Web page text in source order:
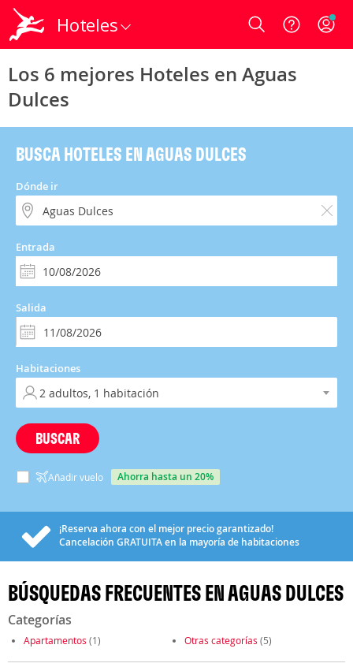
Hoteles Login
Los 6 mejores Hoteles en Aguas
Dulces
BUSCA HOTELES EN AGUAS DULCES
Dónde ir
Entrada
Salida
Habitaciones
BUSCAR
Añadir vuelo ahorra hasta un 20%
¡Reserva ahora con el mejor precio garantizado!
Cancelación GRATUITAen la mayoría de habitaciones
BÚSQUEDAS FRECUENTES EN AGUAS DULCES
Categorías
Apartamentos (1) Otras categorías (5)